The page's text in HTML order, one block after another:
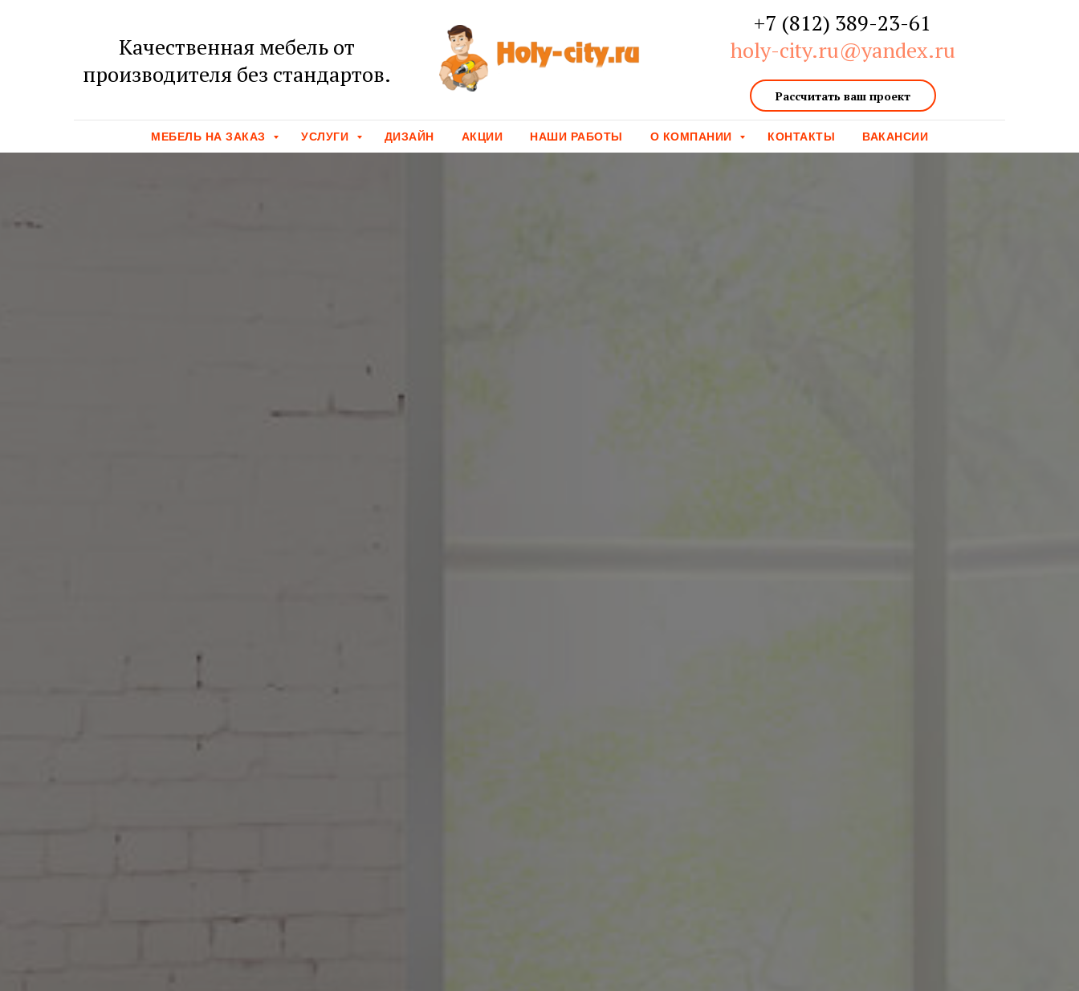
Качественная мебель от
производителя без стандартов.
+7 (812) 389-23-61
holy-city.ru@yandex.ru
Рассчитать ваш проект
МЕБЕЛЬ НА ЗАКАЗ УСЛУГИ ДИЗАЙН АКЦИИ НАШИ РАБОТЫ О КОМПАНИИ КОНТАКТЫ ВАКАНСИИ